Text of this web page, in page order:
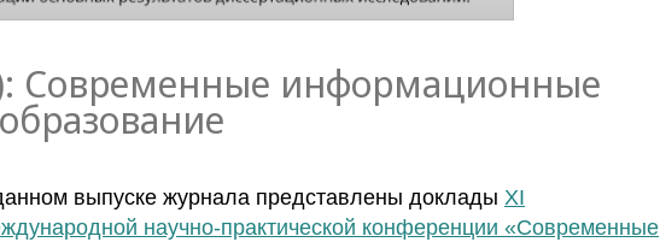
Современные информационные
выпуске журнала представлены доклады XI
научно-практической конференции «Современные